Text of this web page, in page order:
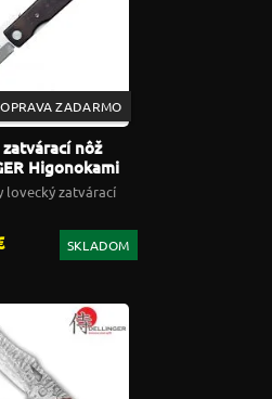
ZADARMO
nôž
Higonokami
steel
lovecký zatvárací
SKLADOM